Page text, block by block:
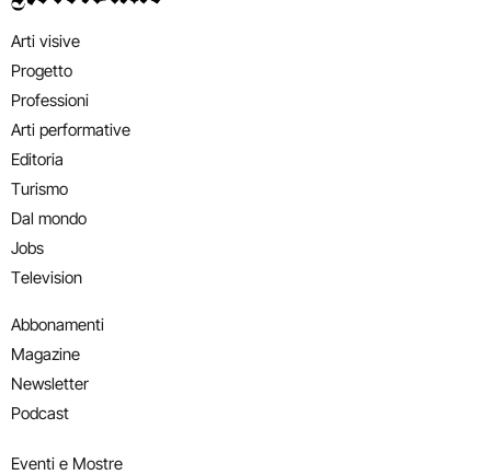
Arti visive
Progetto
Professioni
Arti performative
Editoria
Turismo
Dal mondo
Jobs
Television
Abbonamenti
Magazine
Newsletter
Podcast
Eventi e Mostre